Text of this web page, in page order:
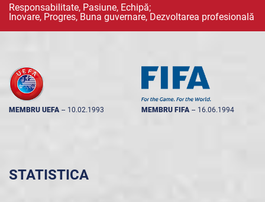
Responsabilitate, Pasiune, Echipă;
Inovare, Progres, Buna guvernare, Dezvoltarea profesională
MEMBRU UEFA -- 10.02.1993 MEMBRU FIFA -- 16.06.1994
STATISTICA